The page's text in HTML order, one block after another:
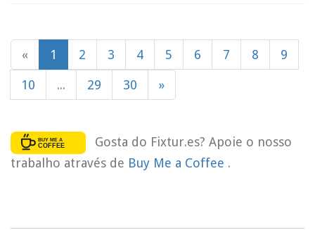
« 1 2 3 4 5 6 7 8 9
10 ... 29 30 »
Gosta do Fixtur.es? Apoie o nosso
trabalho através de Buy Me a Coffee .